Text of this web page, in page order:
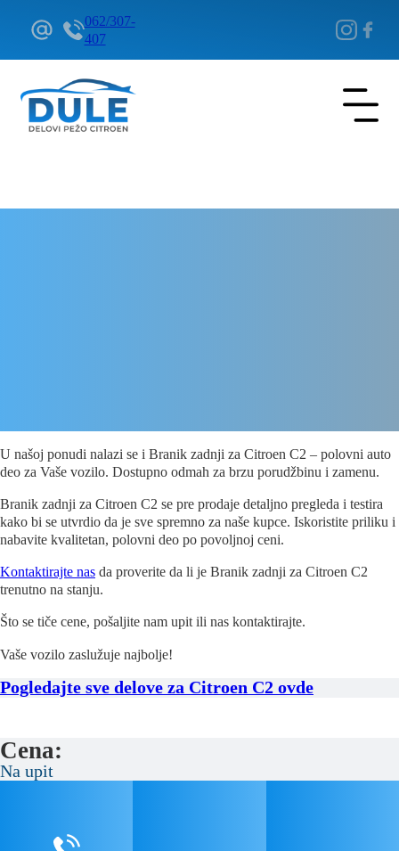
062/307-
407
U našoj ponudi nalazi se i Branik zadnji za Citroen C2 – polovni auto
deo za Vaše vozilo. Dostupno odmah za brzu porudžbinu i zamenu.
Branik zadnji za Citroen C2 se pre prodaje detaljno pregleda i testira
kako bi se utvrdio da je sve spremno za naše kupce. Iskoristite priliku i
nabavite kvalitetan, polovni deo po povoljnoj ceni.
Kontaktirajte nas da proverite da li je Branik zadnji za Citroen C2
trenutno na stanju.
Što se tiče cene, pošaljite nam upit ili nas kontaktirajte.
Vaše vozilo zaslužuje najbolje!
Pogledajte sve delove za Citroen C2 ovde
Cena:
Na upit